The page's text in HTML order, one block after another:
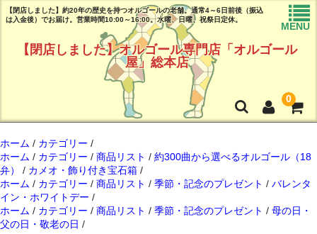
【閉店しました】約20年の歴史を持つオルゴールの老舗。通常4～6日前後（振込
は入金後）でお届け。営業時間10:00～16:00。水曜、日曜、祝祭日定休。
【閉店しました】オルゴール専門店「オルゴール
屋」総本店
0
MENU
トップページ
商品リスト
曲目リスト(試聴可能♪)
ご注文ガイド(必読!!)
ホーム / カテゴリー /
ホーム / カテゴリー / 商品リスト / 約300曲から選べるオルゴール（18
弁）
/ カメオ・飾り付き宝石箱 /
ホーム / カテゴリー / 商品リスト / 季節・記念のプレゼント / バレンタ
イン・ホワイトデー /
ホーム / カテゴリー / 商品リスト / 季節・記念のプレゼント / 母の日・
父の日・敬老の日 /